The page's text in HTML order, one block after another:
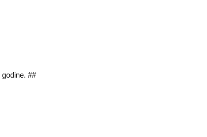
##